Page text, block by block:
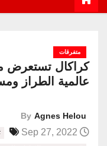
متفرقات
كراكال تستعرض
عالمية الطراز
By Agnes Helou